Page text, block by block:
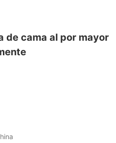
de cama al por mayor